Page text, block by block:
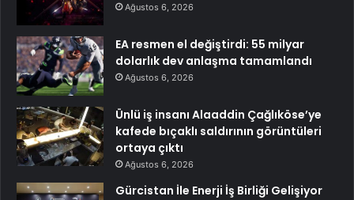
Ağustos 6, 2026
EA resmen el değiştirdi: 55 milyar
dolarlık dev anlaşma tamamlandı
Ağustos 6, 2026
Ünlü iş insanı Alaaddin Çağlıköse’ye
kafede bıçaklı saldırının görüntüleri
ortaya çıktı
Ağustos 6, 2026
Gürcistan İle Enerji İş Birliği Gelişiyor